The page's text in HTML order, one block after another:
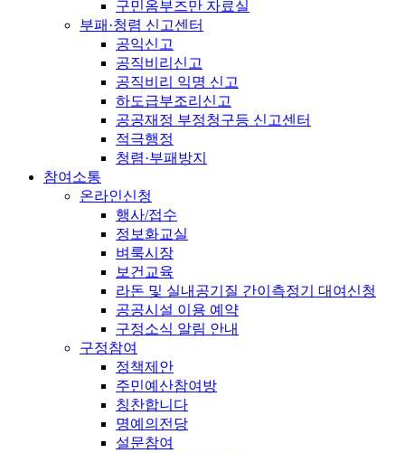
구민옴부즈만 자료실
부패·청렴 신고센터
공익신고
공직비리신고
공직비리 익명 신고
하도급부조리신고
공공재정 부정청구등 신고센터
적극행정
청렴·부패방지
참여소통
온라인신청
행사/접수
정보화교실
벼룩시장
보건교육
라돈 및 실내공기질 간이측정기 대여신청
공공시설 이용 예약
구정소식 알림 안내
구정참여
정책제안
주민예산참여방
칭찬합니다
명예의전당
설문참여